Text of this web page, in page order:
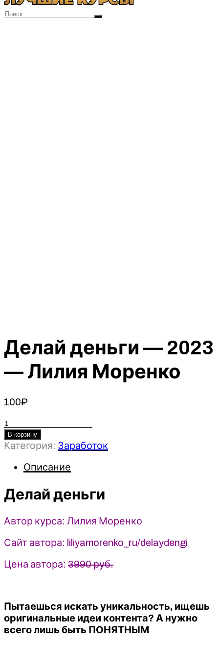
Делай деньги — 2023
— Лилия Моренко
100₽
Количество
товара
Делай
-
Лилия
В корзину
Категория: Заработок
Описание
Делай деньги
Автор курса: Лилия Моренко
Сайт автора: liliyamorenko_ru/delaydengi
Цена автора: 3990 руб.
Пытаешься искать уникальность, ищешь
оригинальные идеи контента? А нужно
всего лишь быть ПОНЯТНЫМ